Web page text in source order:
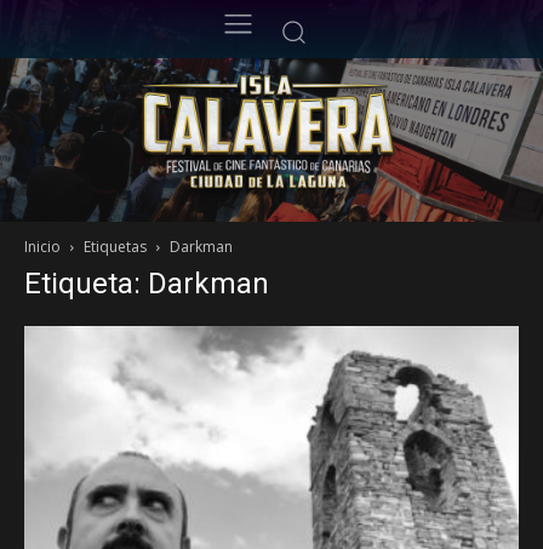
Inicio Etiquetas Darkman
Etiqueta: Darkman